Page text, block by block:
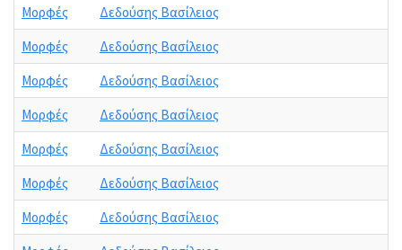
Μορφές
Δεδούσης Βασίλειος
Μορφές
Δεδούσης Βασίλειος
Μορφές
Δεδούσης Βασίλειος
Μορφές
Δεδούσης Βασίλειος
Μορφές
Δεδούσης Βασίλειος
Μορφές
Δεδούσης Βασίλειος
Μορφές
Δεδούσης Βασίλειος